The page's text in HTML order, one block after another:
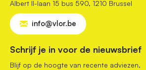
Albert II-laan 15 bus 590, 1210 Brussel
info@vlor.be
Schrijf je in voor de nieuwsbrief
Blijf op de hoogte van recente adviezen,